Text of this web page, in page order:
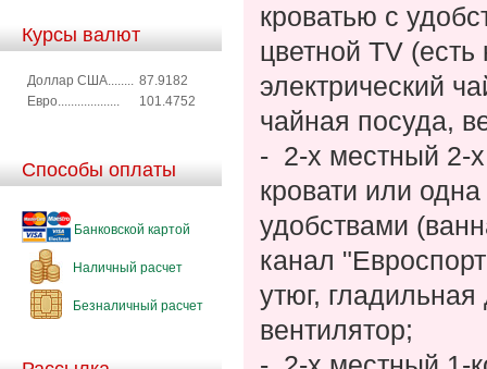
Курсы валют
Доллар США........ 87.9182
Евро...................
101.4752
Способы оплаты
Банковской картой
Наличный расчет
Безналичный расчет
кроватью с
цветной ТV
электрический
чайная посуда,
- 2-х местный 2-
кровати или
удобствами
канал
утюг,
вентилятор;